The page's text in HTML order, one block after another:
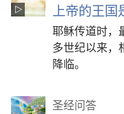
上帝的王国
耶稣传道时，
多世纪以来，
降临。
圣经问答